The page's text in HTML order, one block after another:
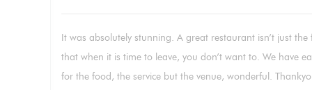
It was absolutely stunning. A great restaurant isn’t just
that when it is time to leave, you don’t want to. We have
for the food, the service but the venue, wonderful.